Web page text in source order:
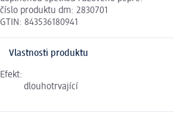
číslo produktu dm: 2830701
GTIN: 843536180941
Vlastnosti produktu
Efekt:
dlouhotrvající